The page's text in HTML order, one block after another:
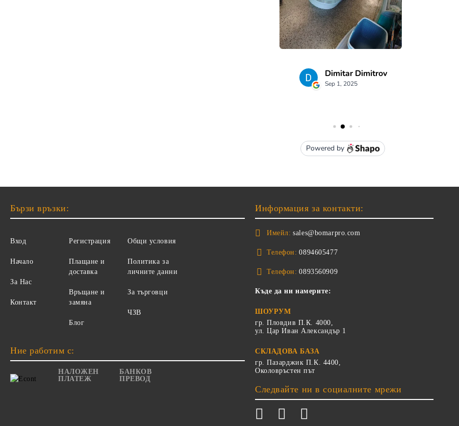
Бързи връзки:
Вход
Начало
За Нас
Контакт
Регистрация
Плащане и
доставка
Връщане и
замяна
Блог
Общи условия
Политика за
личните данни
За търговци
ЧЗВ
Ние работим с:
НАЛОЖЕН
ПЛАТЕЖ
БАНКОВ
ПРЕВОД
Информация за контакти:
Имейл: sales@bomarpro.com
Телефон: 0894605477
Телефон: 0893560909
Къде да ни намерите:
ШОУРУМ
гр. Пловдив П.К. 4000,
ул. Цар Иван Александър 1
СКЛАДОВА БАЗА
гр. Пазарджик П.К. 4400,
Околовръстен път
Следвайте ни в социалните мрежи